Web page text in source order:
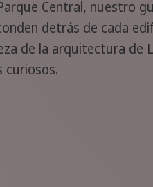
Central, nuestro
detrás de cada
de la arquitectura de
curiosos.